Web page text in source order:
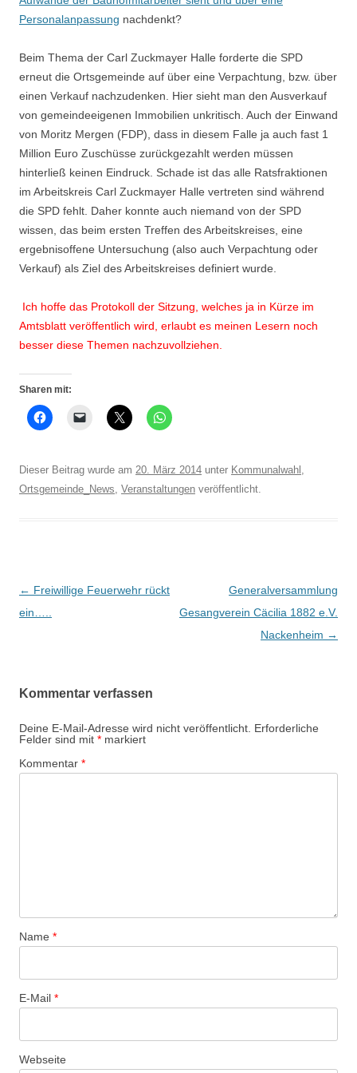
Personalanpassung nachdenkt?
Beim Thema der Carl Zuckmayer Halle forderte die SPD
erneut die Ortsgemeinde auf über eine Verpachtung, bzw. über
einen Verkauf nachzudenken. Hier sieht man den Ausverkauf
von gemeindeeigenen Immobilien unkritisch. Auch der Einwand
von Moritz Mergen (FDP), dass in diesem Falle ja auch fast 1
Million Euro Zuschüsse zurückgezahlt werden müssen
hinterließ keinen Eindruck. Schade ist das alle Ratsfraktionen
im Arbeitskreis Carl Zuckmayer Halle vertreten sind während
die SPD fehlt. Daher konnte auch niemand von der SPD
wissen, das beim ersten Treffen des Arbeitskreises, eine
ergebnisoffene Untersuchung (also auch Verpachtung oder
Verkauf) als Ziel des Arbeitskreises definiert wurde.
Ich hoffe das Protokoll der Sitzung, welches ja in Kürze im
Amtsblatt veröffentlich wird, erlaubt es meinen Lesern noch
besser diese Themen nachzuvollziehen.
Sharen mit:
Dieser Beitrag wurde am 20. März 2014 unter Kommunalwahl ,
Ortsgemeinde_News, Veranstaltungen veröffentlicht.
Beitrags-
Navigation
← Freiwillige Feuerwehr rückt
ein…..
Generalversammlung
Gesangverein Cäcilia 1882 e.V.
Nackenheim →
Kommentar verfassen
Deine E-Mail-Adresse wird nicht veröffentlicht. Erforderliche
Felder sind mit * markiert
Kommentar *
Name *
E-Mail *
Webseite